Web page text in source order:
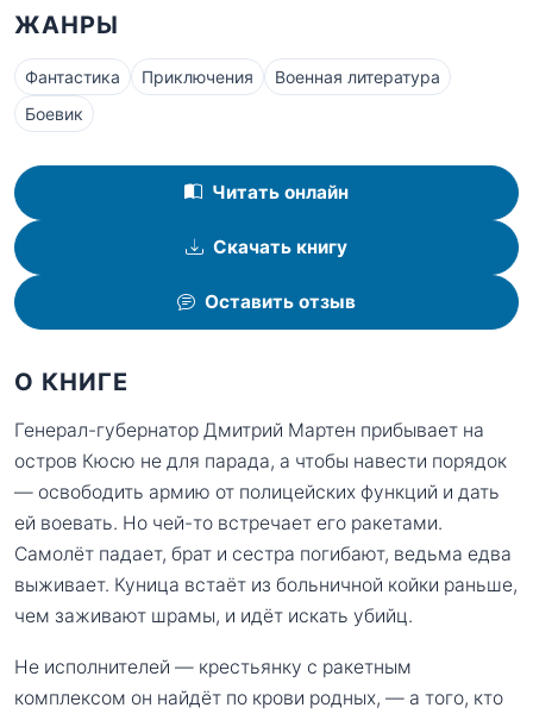
ЖАНРЫ
Фантастика Приключения
Военная литература
Боевик
Читать онлайн
Скачать книгу
Оставить отзыв
О КНИГЕ
Генерал-губернатор Дмитрий Мартен прибывает на
остров Кюсю не для парада, а чтобы навести порядок
— освободить армию от полицейских функций и дать
ей воевать. Но чей-то встречает его ракетами.
Самолёт падает, брат и сестра погибают, ведьма едва
выживает. Куница встаёт из больничной койки раньше,
чем заживают шрамы, и идёт искать убийц.
Не исполнителей — крестьянку с ракетным
комплексом он найдёт по крови родных, — а того, кто